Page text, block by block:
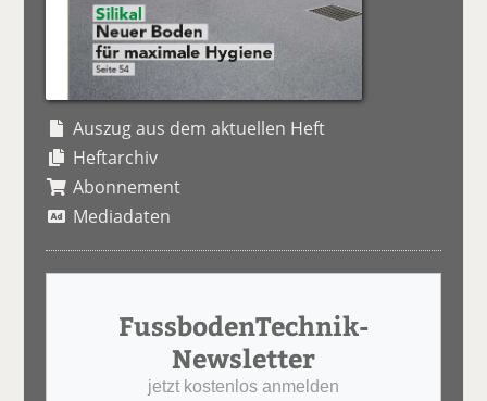
Auszug aus dem aktuellen Heft
Heftarchiv
Abonnement
Mediadaten
FussbodenTechnik-
Newsletter
jetzt kostenlos anmelden